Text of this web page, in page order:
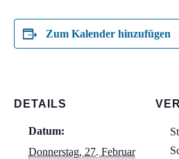
Zum Kalender hinzufügen
DETAILS
Datum:
Donnerstag, 27. Februar